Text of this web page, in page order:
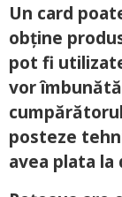
Un card
obține
pot fi
vor
posteze
avea plata la